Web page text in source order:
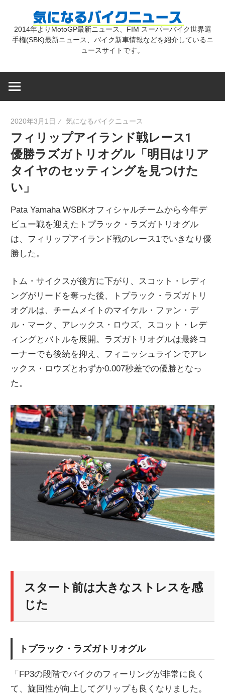
気
バ
イ
ク
ニ
ュ
ー
ス
2014年よりMotoGP最新ニュース、FIM スーパーバイク世界選
手権(SBK)最新ニュース、バイク新車情報などを紹介しているニ
ュースサイトです。
2020年3月1日 気になるバイクニュース
フィリップアイランド戦レース1
優勝ラズガトリオグル「明日はリア
タイヤのセッティングを見つけた
い」
Pata Yamaha WSBKオフィシャルチームから今年デ
ビュー戦を迎えたトプラック・ラズガトリオグル
は、フィリップアイランド戦のレース1でいきなり優
勝した。
トム・サイクスが後方に下がり、スコット・レディ
ングがリードを奪った後、トプラック・ラズガトリ
オグルは、チームメイトのマイケル・ファン・デ
ル・マーク、アレックス・ロウズ、スコット・レデ
ィングとバトルを展開。ラズガトリオグルは最終コ
ーナーでも後続を抑え、フィニッシュラインでアレ
ックス・ロウズとわずか0.007秒差での優勝となっ
た。
スタート前は大きなストレスを感
じた
トプラック・ラズガトリオグル
「FP3の段階でバイクのフィーリングが非常に良く
て、旋回性が向上してグリップも良くなりました。